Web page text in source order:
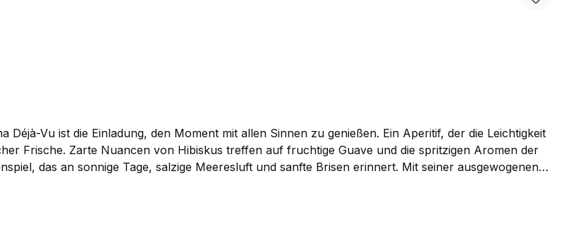
Déjà-Vu ist die Einladung, den Moment mit allen Sinnen zu genießen. Ein Aperitif, der die Leichtigkeit
Frische. Zarte Nuancen von Hibiskus treffen auf fruchtige Guave und die spritzigen Aromen der
das an sonnige Tage, salzige Meeresluft und sanfte Brisen erinnert. Mit seiner ausgewogenen
Vu ein Gefühl von Sommer und Lebensfreude ins Glas. Ein Aperitif, der den Augenblick feiert,